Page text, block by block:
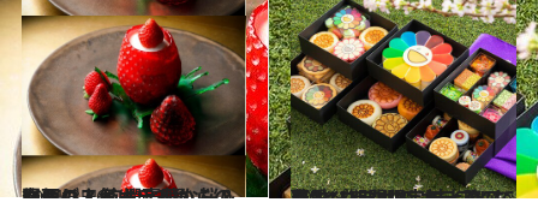
2021.3.16
関西の人気ホテルからの春便り！ 絢爛豪華な桜＆いちごスイーツ3選
旅＆お出かけ 2021.3.12
春にぴったり♡村上隆“お花”とコラボの カラフルで可愛い期間限定テイクアウト
グルメ